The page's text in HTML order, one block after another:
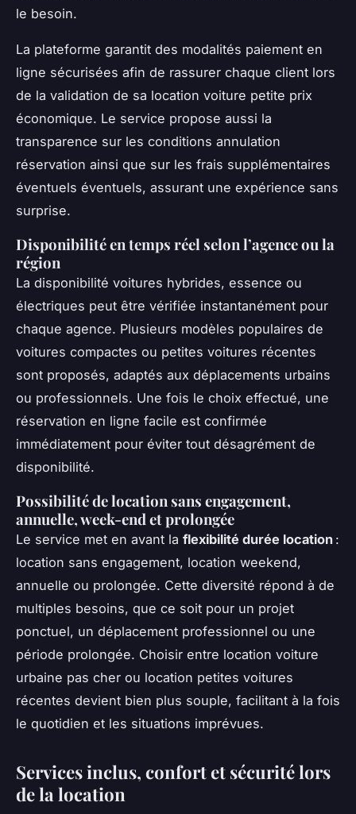
le besoin.
La plateforme garantit des modalités paiement en
ligne sécurisées afin de rassurer chaque client lors
de la validation de sa location voiture petite prix
économique. Le service propose aussi la
transparence sur les conditions annulation
réservation ainsi que sur les frais supplémentaires
éventuels éventuels, assurant une expérience sans
surprise.
Disponibilité en temps réel selon l’agence ou la
région
La disponibilité voitures hybrides, essence ou
électriques peut être vérifiée instantanément pour
chaque agence. Plusieurs modèles populaires de
voitures compactes ou petites voitures récentes
sont proposés, adaptés aux déplacements urbains
ou professionnels. Une fois le choix effectué, une
réservation en ligne facile est confirmée
immédiatement pour éviter tout désagrément de
disponibilité.
Possibilité de location sans engagement,
annuelle, week-end et prolongée
Le service met en avant la flexibilité durée location :
location sans engagement, location weekend,
annuelle ou prolongée. Cette diversité répond à de
multiples besoins, que ce soit pour un projet
ponctuel, un déplacement professionnel ou une
période prolongée. Choisir entre location voiture
urbaine pas cher ou location petites voitures
récentes devient bien plus souple, facilitant à la fois
le quotidien et les situations imprévues.
Services inclus, confort et sécurité lors
de la location